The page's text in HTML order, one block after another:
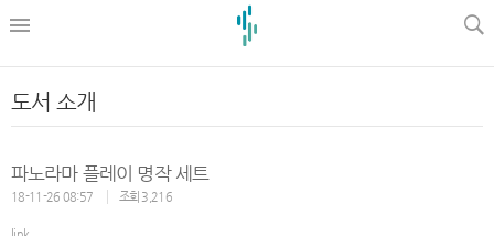
도서 소개
파노라마 플레이 명작 세트
18-11-26 08:57 조회 3,216